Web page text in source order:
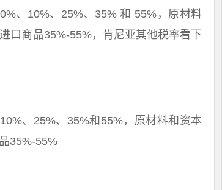
、10%、25%、35% 和 55%，原材料
口商品35%-55%，肯尼亚其他税率看下
、25%、35%和55%，原材料和资本
35%-55%